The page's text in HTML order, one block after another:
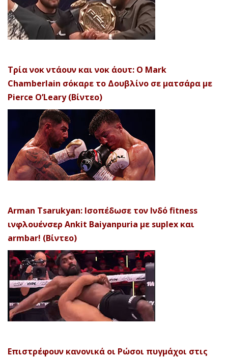
Τρία νοκ ντάουν και νοκ άουτ: Ο Mark
Chamberlain σόκαρε το Δουβλίνο σε ματσάρα με
Pierce O’Leary (Βίντεο)
Arman Tsarukyan: Ισοπέδωσε τον Ινδό fitness
ινφλουένσερ Ankit Baiyanpuria με suplex και
armbar! (Βίντεο)
Επιστρέφουν κανονικά οι Ρώσοι πυγμάχοι στις